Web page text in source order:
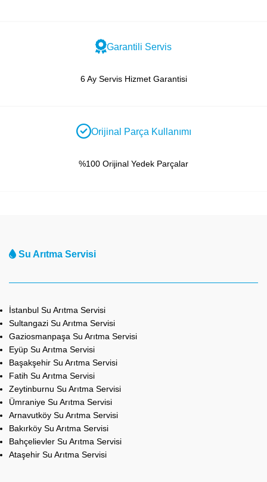
Garantili Servis
6 Ay Servis Hizmet Garantisi
Orijinal Parça Kullanımı
%100 Orijinal Yedek Parçalar
Su Arıtma Servisi
İstanbul Su Arıtma Servisi
Sultangazi Su Arıtma Servisi
Gaziosmanpaşa Su Arıtma Servisi
Eyüp Su Arıtma Servisi
Başakşehir Su Arıtma Servisi
Fatih Su Arıtma Servisi
Zeytinburnu Su Arıtma Servisi
Ümraniye Su Arıtma Servisi
Arnavutköy Su Arıtma Servisi
Bakırköy Su Arıtma Servisi
Bahçelievler Su Arıtma Servisi
Ataşehir Su Arıtma Servisi